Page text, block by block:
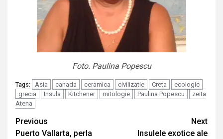
Foto. Paulina Popescu
Tags: Asia canada ceramica civilizatie Creta
ecologic
grecia
Insula Kitchener mitologie Paulina Popescu
zeita
Atena
Continue
Previous
Puerto Vallarta, perla
Next
Insulele exotice ale